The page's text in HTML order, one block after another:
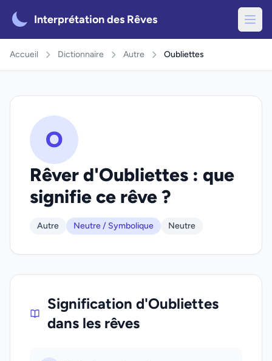
Interprétation des Rêves
Accueil Dictionnaire Autre Oubliettes
O
Rêver d'Oubliettes : que
signifie ce rêve ?
Autre Neutre / Symbolique Neutre
Signification d'Oubliettes
dans les rêves